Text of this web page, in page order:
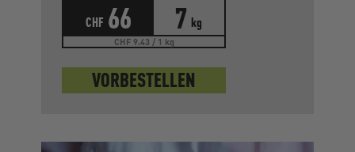
CHF 66 7 kg
CHF 9.43 / 1 kg
VORBESTELLEN